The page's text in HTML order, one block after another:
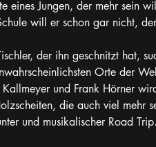
eines Jungen, der mehr sein
will er schon gar nicht,
der ihn geschnitzt hat,
Orte der
Kallmeyer und Frank Hörner
die auch viel mehr
und musikalischer Road Trip.